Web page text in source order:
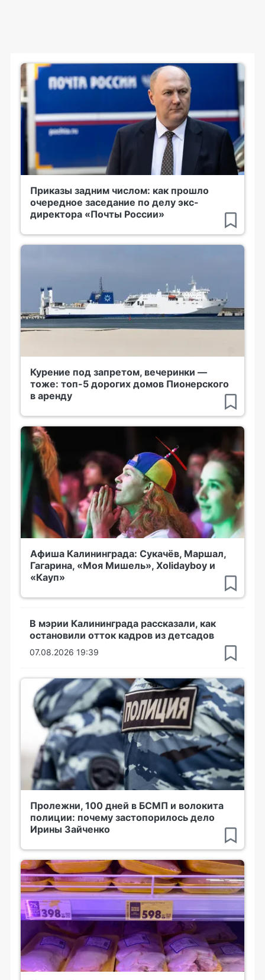
Приказы задним числом: как прошло
очередное заседание по делу экс-
директора «Почты России»
Курение под запретом, вечеринки —
тоже: топ-5 дорогих домов Пионерского
в аренду
Афиша Калининграда: Сукачёв, Маршал,
Гагарина, «Моя Мишель», Xolidayboy и
«Кауп»
В мэрии Калининграда рассказали, как
остановили отток кадров из детсадов
07.08.2026 19:39
Пролежни, 100 дней в БСМП и волокита
полиции: почему застопорилось дело
Ирины Зайченко